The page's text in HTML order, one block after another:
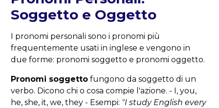
Soggetto e Oggetto
I pronomi personali sono i pronomi più
frequentemente usati in inglese e vengono in
due forme: pronomi soggetto e pronomi oggetto.
Pronomi soggetto fungono da soggetto di un
verbo. Dicono chi o cosa compie l'azione. - I, you,
he, she, it, we, they - Esempi: "I study English every